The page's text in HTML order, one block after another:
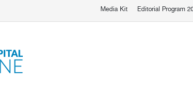
Editorial Program
Media Kit